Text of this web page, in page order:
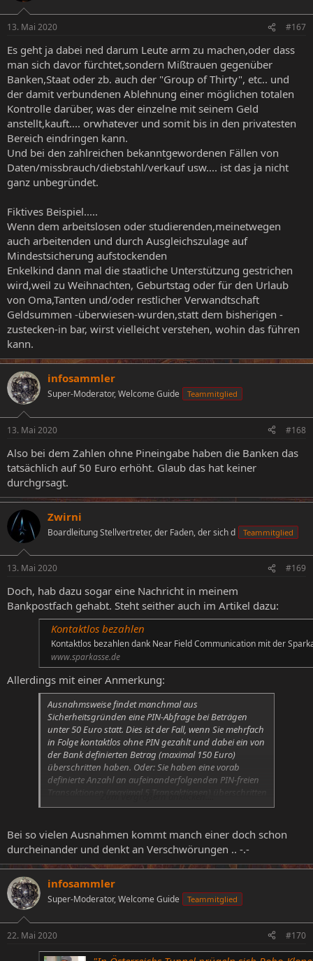
13. Mai 2020 #167
Es geht ja dabei ned darum Leute arm zu machen,oder dass
man sich davor fürchtet,sondern Mißtrauen gegenüber
Banken,Staat oder zb. auch der "Group of Thirty", etc.. und
der damit verbundenen Ablehnung einer möglichen totalen
Kontrolle darüber, was der einzelne mit seinem Geld
anstellt,kauft.... orwhatever und somit bis in den privatesten
Bereich eindringen kann.
Und bei den zahlreichen bekanntgewordenen Fällen von
Daten/missbrauch/diebstahl/verkauf usw.... ist das ja nicht
ganz unbegründet.
Fiktives Beispiel.....
Wenn dem arbeitslosen oder studierenden,meinetwegen
auch arbeitenden und durch Ausgleichszulage auf
Mindestsicherung aufstockenden
Enkelkind dann mal die staatliche Unterstützung gestrichen
wird,weil zu Weihnachten, Geburtstag oder für den Urlaub
von Oma,Tanten und/oder restlicher Verwandtschaft
Geldsummen -überwiesen-wurden,statt dem bisherigen -
zustecken-in bar, wirst vielleicht verstehen, wohin das führen
kann.
infosammler
Super-Moderator, Welcome Guide Teammitglied
13. Mai 2020 #168
Also bei dem Zahlen ohne Pineingabe haben die Banken das
tatsächlich auf 50 Euro erhöht. Glaub das hat keiner
durchgrsagt.
Zwirni
Boardleitung Stellvertreter, der Faden, der sich d Teammitglied
13. Mai 2020 #169
Doch, hab dazu sogar eine Nachricht in meinem
Bankpostfach gehabt. Steht seither auch im Artikel dazu:
Kontaktlos bezahlen
Kontaktlos bezahlen dank Near Field Communication mit der
www.sparkasse.de
Allerdings mit einer Anmerkung:
Ausnahmsweise findet manchmal aus
Sicherheitsgründen eine PIN-Abfrage bei Beträgen
unter 50 Euro statt. Dies ist der Fall, wenn Sie mehrfach
in Folge kontaktlos ohne PIN gezahlt und dabei ein von
der Bank definierten Betrag (maximal 150 Euro)
überschritten haben. Oder: Sie haben eine vorab
definierte Anzahl an aufeinanderfolgenden PIN-freien
Transaktionen (maximal 5 Transaktionen) überschritten
– auch dann müssen Sie Ihre PIN eingeben.
Bei so vielen Ausnahmen kommt manch einer doch schon
durcheinander und denkt an Verschwörungen .. -.-
infosammler
Super-Moderator, Welcome Guide Teammitglied
22. Mai 2020 #170